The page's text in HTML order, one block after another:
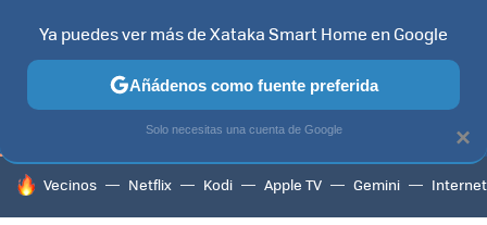
TELEVISORES CONTENIDOS SMART TV SELECCIÓN
HOY SE HABLA DE
Vecinos Netflix Kodi Apple TV Gemini Internet
×
Ya puedes ver más de Xataka Smart Home en Google
Añádenos como fuente preferida
Solo necesitas una cuenta de Google